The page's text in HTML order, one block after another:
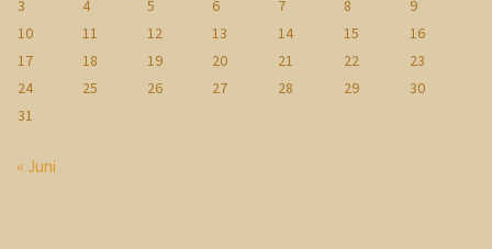
3
4 5 6 7 8
9
10
11 12 13 14 15
16
17
18 19 20 21 22
23
24
25 26 27 28 29
30
31
« Juni